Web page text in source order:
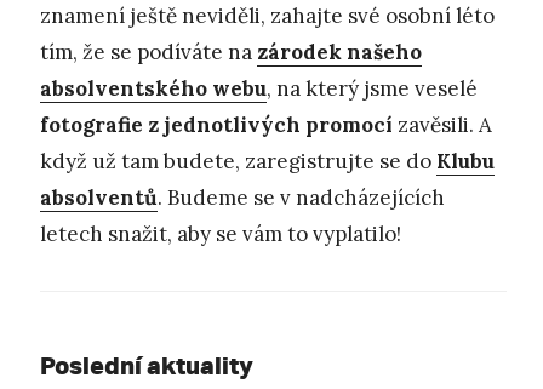
znamení ještě neviděli, zahajte své osobní léto
tím, že se podíváte na zárodek našeho
absolventského webu, na který jsme veselé
fotografie z jednotlivých promocí zavěsili. A
když už tam budete, zaregistrujte se do Klubu
absolventů. Budeme se v nadcházejících
letech snažit, aby se vám to vyplatilo!
Poslední aktuality